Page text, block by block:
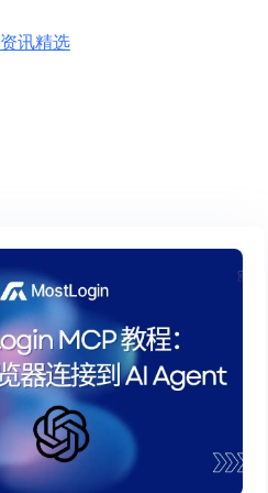
资讯精选